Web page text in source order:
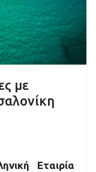
με
Εταιρία